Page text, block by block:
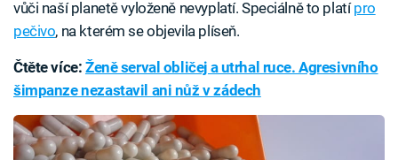
vůči naší planetě vyloženě nevyplatí. Speciálně to platípro
pečivo, na kterém se objevila plíseň.
Čtěte více: Ženě serval obličej a utrhal ruce. Agresivního
šimpanze nezastavil ani nůž v zádech